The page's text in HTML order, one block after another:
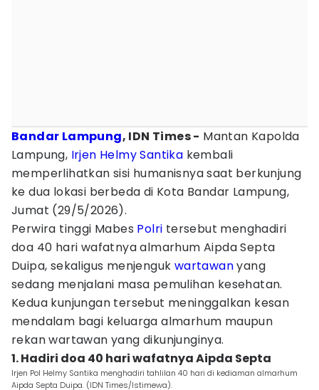
Bandar Lampung, IDN Times - Mantan Kapolda
Lampung, Irjen Helmy Santika kembali
memperlihatkan sisi humanisnya saat berkunjung
ke dua lokasi berbeda di Kota Bandar Lampung,
Jumat (29/5/2026).
Perwira tinggi Mabes Polri tersebut menghadiri
doa 40 hari wafatnya almarhum Aipda Septa
Duipa, sekaligus menjenguk wartawanyang
sedang menjalani masa pemulihan kesehatan.
Kedua kunjungan tersebut meninggalkan kesan
mendalam bagi keluarga almarhum maupun
rekan wartawan yang dikunjunginya.
1. Hadiri doa 40 hari wafatnya Aipda Septa
Irjen Pol Helmy Santika menghadiri tahlilan 40 hari di kediaman almarhum
Aipda Septa Duipa. (IDN Times/Istimewa).